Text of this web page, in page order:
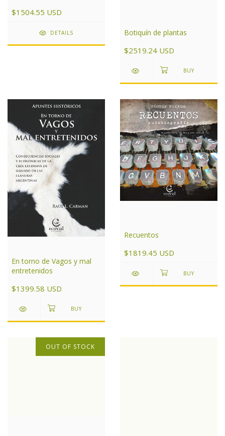
$1504.55 USD
DETAILS Botiquín de plantas
$2519.24 USD
En torno de Vagos y mal
entretenidos
$1399.58 USD
Recuentos
$1819.45 USD
OUT OF STOCK